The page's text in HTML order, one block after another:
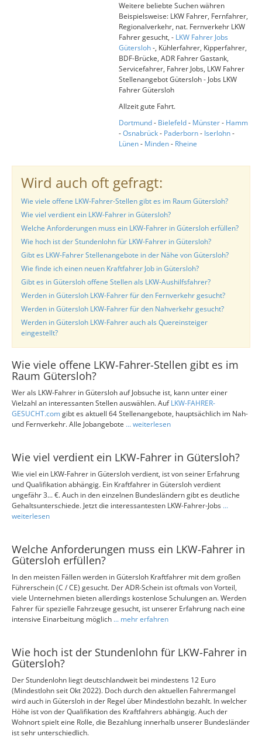
Weitere beliebte Suchen währen
Beispielsweise: LKW Fahrer, Fernfahrer,
Regionalverkehr, nat. Fernverkehr LKW
Fahrer gesucht, - LKW Fahrer Jobs
Gütersloh-, Kühlerfahrer, Kipperfahrer,
BDF-Brücke, ADR Fahrer Gastank,
Servicefahrer, Fahrer Jobs, LKW Fahrer
Stellenangebot Gütersloh - Jobs LKW
Fahrer Gütersloh
Allzeit gute Fahrt.
Dortmund- Bielefeld- Münster- Hamm
-Osnabrück- Paderborn- Iserlohn-
Lünen- Minden- Rheine
Wird auch oft gefragt:
Wie viele offene LKW-Fahrer-Stellen gibt es im Raum Gütersloh?
Wie viel verdient ein LKW-Fahrer in Gütersloh?
Welche Anforderungen muss ein LKW-Fahrer in Gütersloh erfüllen?
Wie hoch ist der Stundenlohn für LKW-Fahrer in Gütersloh?
Gibt es LKW-Fahrer Stellenangebote in der Nähe von Gütersloh?
Wie finde ich einen neuen Kraftfahrer Job in Gütersloh?
Gibt es in Gütersloh offene Stellen als LKW-Aushilfsfahrer?
Werden in Gütersloh LKW-Fahrer für den Fernverkehr gesucht?
Werden in Gütersloh LKW-Fahrer für den Nahverkehr gesucht?
Werden in Gütersloh LKW-Fahrer auch als Quereinsteiger
eingestellt?
Wie viele offene LKW-Fahrer-Stellen gibt es im
Raum Gütersloh?
Wer als LKW-Fahrer in Gütersloh auf Jobsuche ist, kann unter einer
Vielzahl an interessanten Stellen auswählen. AufLKW-FAHRER-
GESUCHT.comgibt es aktuell 64 Stellenangebote, hauptsächlich im Nah-
und Fernverkehr. Alle Jobangebote ... weiterlesen
Wie viel verdient ein LKW-Fahrer in Gütersloh?
Wie viel ein LKW-Fahrer in Gütersloh verdient, ist von seiner Erfahrung
und Qualifikation abhängig. Ein Kraftfahrer in Gütersloh verdient
ungefähr 3... €. Auch in den einzelnen Bundesländern gibt es deutliche
Gehaltsunterschiede. Jetzt die interessantesten LKW-Fahrer-Jobs ...
weiterlesen
Welche Anforderungen muss ein LKW-Fahrer in
Gütersloh erfüllen?
In den meisten Fällen werden in Gütersloh Kraftfahrer mit dem großen
Führerschein (C / CE) gesucht. Der ADR-Schein ist oftmals von Vorteil,
viele Unternehmen bieten allerdings kostenlose Schulungen an. Werden
Fahrer für spezielle Fahrzeuge gesucht, ist unserer Erfahrung nach eine
intensive Einarbeitung möglich ... mehr erfahren
Wie hoch ist der Stundenlohn für LKW-Fahrer in
Gütersloh?
Der Stundenlohn liegt deutschlandweit bei mindestens 12 Euro
(Mindestlohn seit Okt 2022). Doch durch den aktuellen Fahrermangel
wird auch in Gütersloh in der Regel über Mindestlohn bezahlt. In welcher
Höhe ist von der Qualifikation des Kraftfahrers abhängig. Auch der
Wohnort spielt eine Rolle, die Bezahlung innerhalb unserer Bundesländer
ist sehr unterschiedlich.